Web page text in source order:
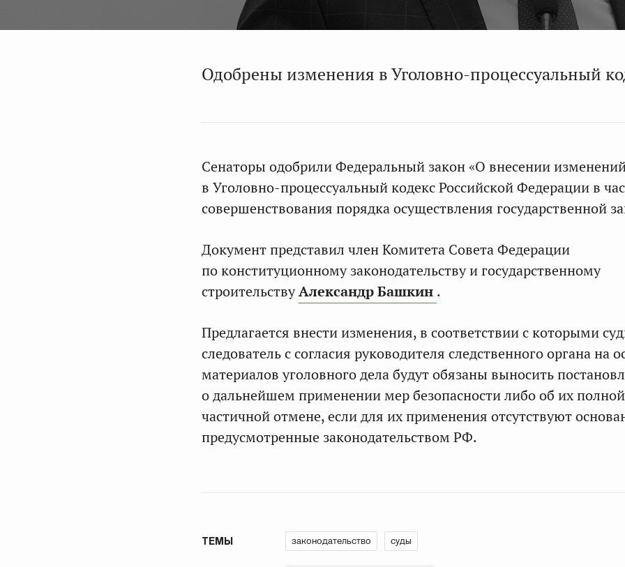
Одобрены изменения в Уголовно-процессуальный
Сенаторы одобрили Федеральный закон «О внесении
в Уголовно-процессуальный кодекс Российской Федерации в
совершенствования порядка осуществления государственной
Документ представил член Комитета Совета Федерации
по конституционному законодательству и государственному
строительствуАлександр Башкин .
Предлагается внести изменения, в соответствии с которыми
следователь с согласия руководителя следственного органа на
материалов уголовного дела будут обязаны выносить
о дальнейшем применении мер безопасности либо об их
частичной отмене, если для их применения отсутствуют
предусмотренные законодательством РФ.
ТЕМЫ законодательство суды